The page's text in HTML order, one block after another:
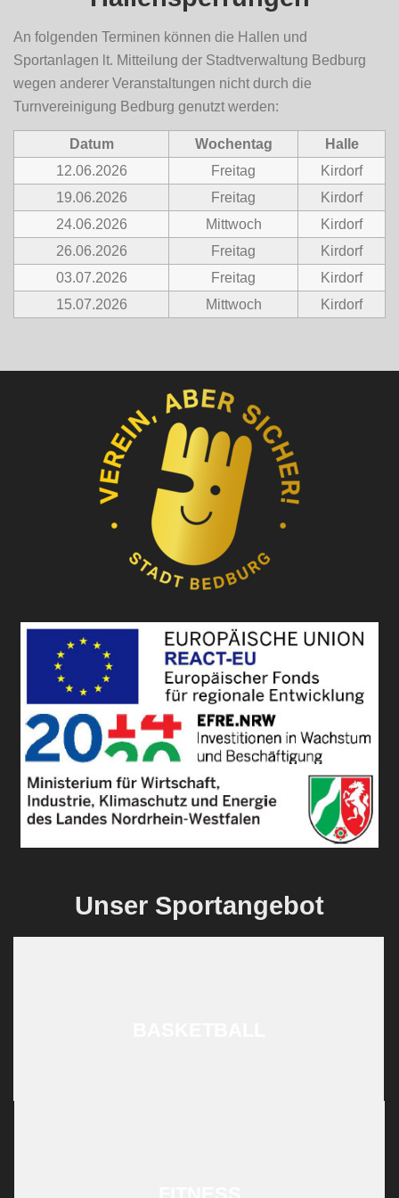
An folgenden Terminen können die Hallen und
Sportanlagen lt. Mitteilung der Stadtverwaltung Bedburg
wegen anderer Veranstaltungen nicht durch die
Turnvereinigung Bedburg genutzt werden:
Datum Wochentag
Halle
12.06.2026
Freitag
Kirdorf
19.06.2026
Freitag
Kirdorf
24.06.2026
Mittwoch
Kirdorf
26.06.2026
Freitag
Kirdorf
03.07.2026
Freitag
Kirdorf
15.07.2026
Mittwoch Kirdorf
Unser Sportangebot